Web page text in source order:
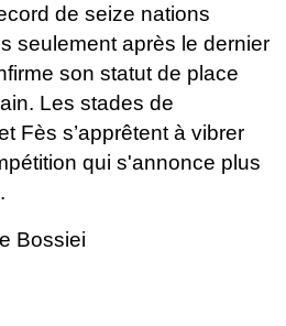
de seize nations
seulement après le dernier
son statut de place
Les stades de
Fès s’apprêtent à vibrer
qui s'annonce plus
Bossiei